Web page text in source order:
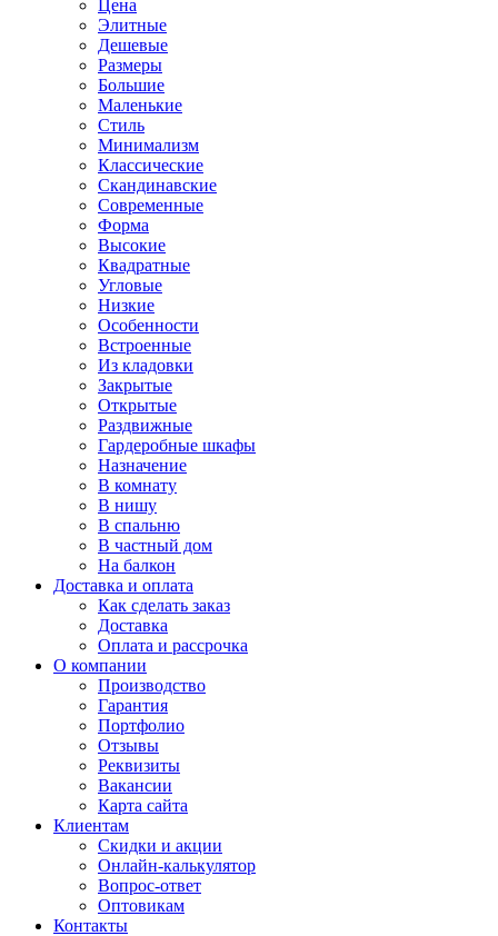
Цена
Элитные
Дешевые
Размеры
Большие
Маленькие
Стиль
Минимализм
Классические
Скандинавские
Современные
Форма
Высокие
Квадратные
Угловые
Низкие
Особенности
Встроенные
Из кладовки
Закрытые
Открытые
Раздвижные
Гардеробные шкафы
Назначение
В комнату
В нишу
В спальню
В частный дом
На балкон
Доставка и оплата
Как сделать заказ
Доставка
Оплата и рассрочка
О компании
Производство
Гарантия
Портфолио
Отзывы
Реквизиты
Вакансии
Карта сайта
Клиентам
Скидки и акции
Онлайн-калькулятор
Вопрос-ответ
Оптовикам
Контакты